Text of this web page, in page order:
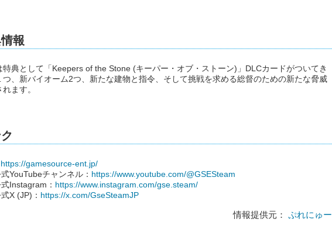
報
特典として「Keepers of the Stone (キーパー・オブ・ストーン)」DLCカードがついてき
つ、新バイオーム2つ、新たな建物と指令、そして挑戦を求める総督のための新たな脅威
ます。
https://gamesource-ent.jp/
YouTubeチャンネル： https://www.youtube.com/@GSESteam
Instagram： https://www.instagram.com/gse.steam/
X (JP)： https://x.com/GseSteamJP
情報提供元： ぷれにゅー